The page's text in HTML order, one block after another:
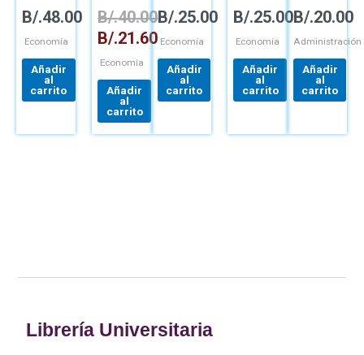
ECONÓMICO
B/.48.00
Economía
Añadir
al
carrito
B/.40.00
B/.21.60
Economía
Añadir
al
carrito
B/.25.00
Economía
Añadir
al
carrito
A
LATINA
B/.25.00
Economía
Añadir
al
carrito
B/.20.00
Administración
Añadir
al
carrito
Librería Universitaria